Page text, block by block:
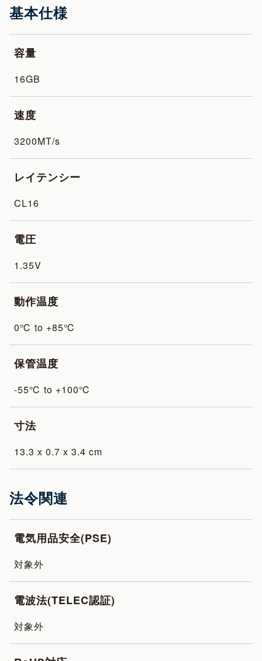
基本仕様
容量
16GB
速度
3200MT/s
レイテンシー
CL16
電圧
1.35V
動作温度
0℃ to +85℃
保管温度
-55℃ to +100℃
寸法
‎13.3 x 0.7 x 3.4 cm
法令関連
電気用品安全(PSE)
対象外
電波法(TELEC認証)
対象外